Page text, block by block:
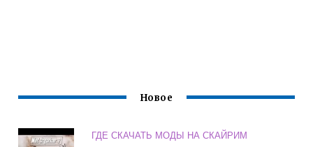
Новое
ГДЕ СКАЧАТЬ МОДЫ НА СКАЙРИМ